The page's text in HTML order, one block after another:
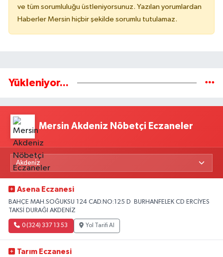
ve tüm sorumluluğu üstleniyorsunuz. Yazılan yorumlardan
Haberler Mersin hiçbir şekilde sorumlu tutulamaz.
Yükleniyor...
Mersin Akdeniz Nöbetçi Eczaneler
Asena Eczanesi
BAHÇE MAH.SOĞUKSU 124 CAD.NO:125 D BURHANFELEK CD ERCİYES
TAKSİ DURAĞI AKDENİZ
0 (324) 337 13 53 Yol Tarifi Al
Tarım Eczanesi